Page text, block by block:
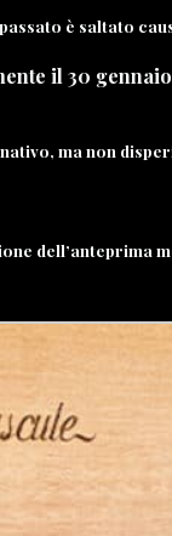
è saltato
il 30
ma non
dell’anteprima